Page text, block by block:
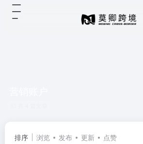
排序 浏览 发布 更新 点赞